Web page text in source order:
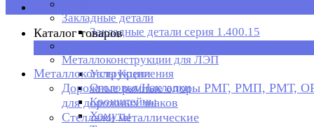
Закладные детали
Закладные детали серия 1.400.15
Металлоконструкции для ЛЭП
Узлы Крепления
Оголовья/Накладки
Кронштейны
Хомуты
Каталог товаров
Металлоконструкции
Дорожные рамные опоры РМГ, РМП, РМТ,
для дорожных знаков
Стеллажи металлические